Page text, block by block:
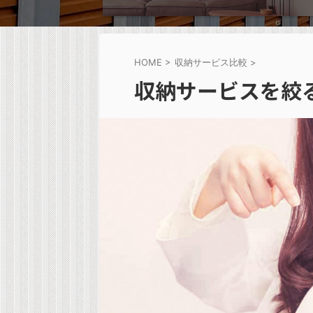
HOME > 収納サービス比較 >
収納サービスを絞